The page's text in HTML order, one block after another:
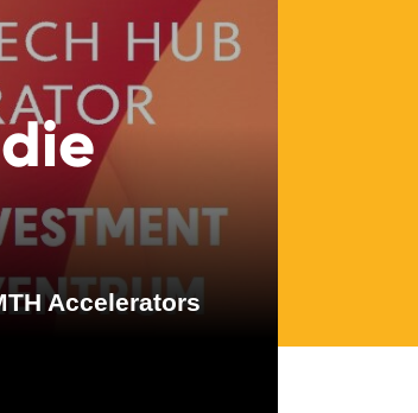
Accelerators